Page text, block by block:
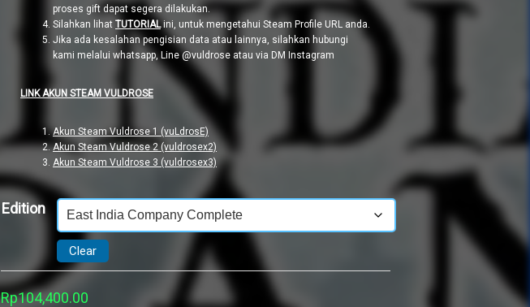
proses gift dapat segera dilakukan.
Silahkan lihat TUTORIALini, untuk mengetahui Steam Profile URL anda.
Jika ada kesalahan pengisian data atau lainnya, silahkan hubungi
kami melalui whatsapp, Line @vuldrose atau via DM Instagram
LINK AKUN STEAM VULDROSE
Akun Steam Vuldrose 1 (vuLdrosE)
Akun Steam Vuldrose 2 (vuldrosex2)
Akun Steam Vuldrose 3 (vuldrosex3)
Edition
Clear
Rp104,400.00